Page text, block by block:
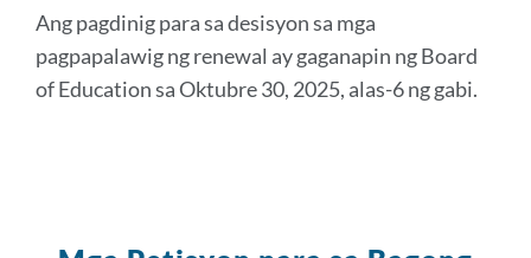
Ang pagdinig para sa desisyon sa mga
pagpapalawig ng renewal ay gaganapin ng Board
of Education sa Oktubre 30, 2025, alas-6 ng gabi.